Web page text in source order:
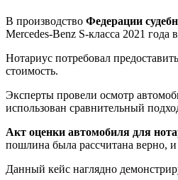
В производство Федерации
Mercedes-Benz S-класса 2021 года
Нотариус потребовал предоставить
стоимость.
Эксперты провели осмотр
использован сравнительный
Акт оценки автомобиля для
пошлина была рассчитана верно,
Данный кейс наглядно